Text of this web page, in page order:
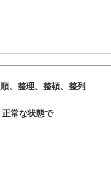
、整理、整頓、整列
常な状態で